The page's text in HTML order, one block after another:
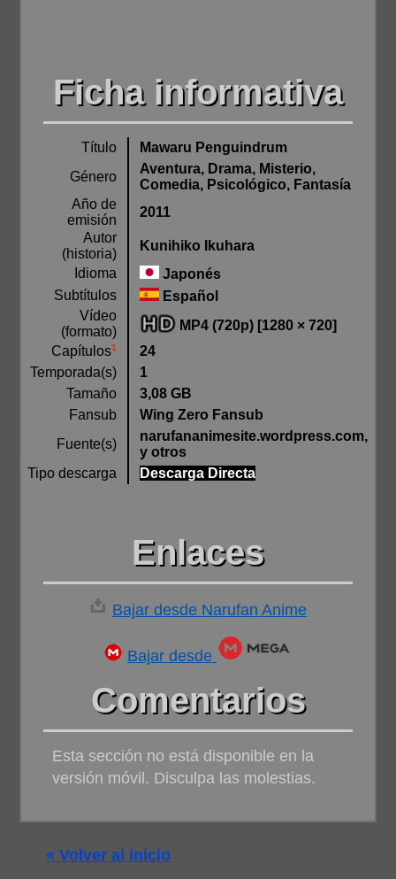
Ficha informativa
Título
Mawaru Penguindrum
Género
Aventura, Drama, Misterio,
Comedia, Psicológico, Fantasía
Año de
emisión
2011
Autor
(historia)
Kunihiko Ikuhara
Idioma
Japonés
Subtítulos
Español
Vídeo
(formato)
MP4 (720p) [1280 × 720]
Capítulos1
24
Temporada(s)
1
Tamaño
3,08 GB
Fansub
Wing Zero Fansub
Fuente(s)
narufananimesite.wordpress.com,
y otros
Tipo descarga
Descarga Directa
Enlaces
Bajar desde Narufan Anime
Bajar desde
Comentarios
Esta sección no está disponible en la
versión móvil. Disculpa las molestias.
« Volver al inicio